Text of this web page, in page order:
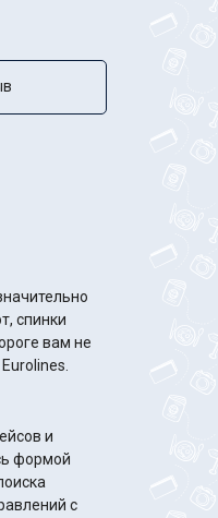
вам не
и
формой
с